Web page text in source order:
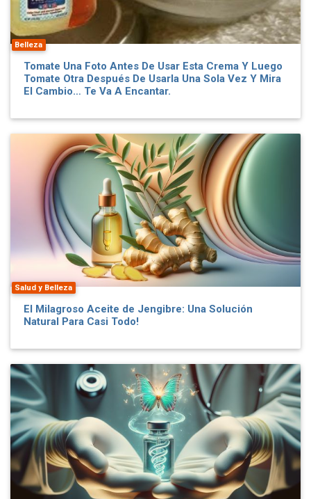
Belleza
Tomate Una Foto Antes De Usar Esta Crema Y Luego
Tomate Otra Después De Usarla Una Sola Vez Y Mira
El Cambio… Te Va A Encantar.
Salud y Belleza
El Milagroso Aceite de Jengibre: Una Solución
Natural Para Casi Todo!